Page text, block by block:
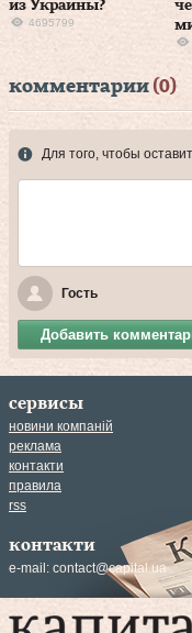
из Украины?
4695799
комментарии (0)
Для того, чтобы
Гость
Добавить
сервисы
новини компаній
реклама
контакти
правила
rss
контакти
e-mail: contact@capital.ua